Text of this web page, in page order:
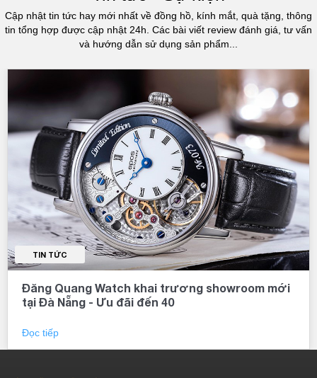
xuất bằng các kỹ thuật vàcông nghệ cao cấp nhất, với những
tính năng tiên tiến như chống nước, chống sốc, chống trầy
xước, giữ giờ chính xác trong thời gian dài và nhiều tính năng
Ông Jiro Miyagawa - CEO Orient
Đồng hồ Orient được chế tác bằng vỏ thép không gỉ hoặc vỏ
mặt số và kim của đồng hồ được thiết kế rất đẹp mắt, đa dạng
về màu sắc và kiểu dáng, làm cho mỗi chiếc đồng hồ đều có
Cập nhật tin tức hay mới nhất về đồng hồ, kính mắt, quà tặng, thông
tin tổng hợp được cập nhật 24h. Các bài viết review đánh giá, tư vấn
và hướng dẫn sử dụng sản phẩm...
TIN TỨC
Đăng Quang Watch khai trương showroom mới
tại Đà Nẵng - Ưu đãi đến 40
Đọc tiếp